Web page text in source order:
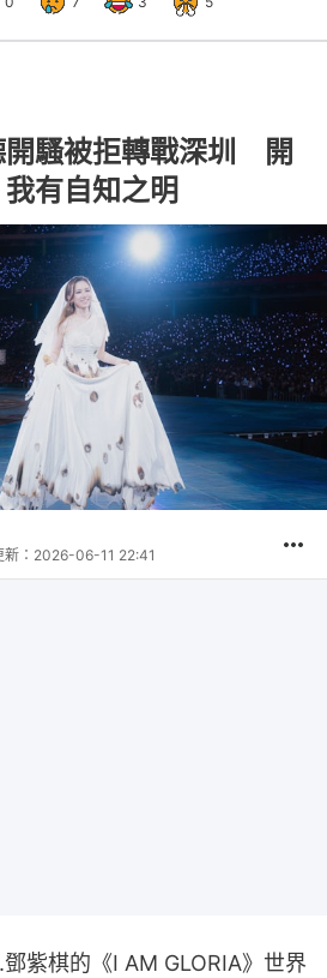
開騷被拒轉戰深圳 開
有自知之明
新： 2026-06-11 22:41
鄧紫棋的《I AM GLORIA》世界